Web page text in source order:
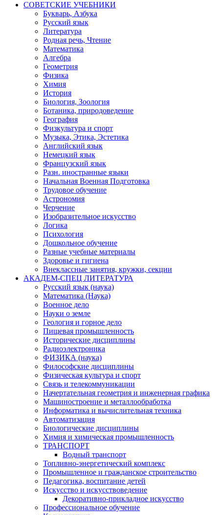
СОВЕТСКИЕ УЧЕБНИКИ
Букварь, Азбука
Русский язык
Литература
Родная речь, Чтение
Математика
Алгебра
Геометрия
Физика
Химия
История
Биология, Зоология
Ботаника, природоведение
География
Физкультура и спорт
Музыка, Этика, Эстетика
Английский язык
Немецкий язык
Французский язык
Разн. иностранные языки
Начальная Военная Подготовка
Трудовое обучение
Астрономия
Черчение
Изобразительное искусство
Логика
Психология
Дошкольное обучение
Разные учебные материалы
Здоровье и гигиена
Внеклассные занятия, кружки, секции
АКАДЕМ-СПЕЦ ЛИТЕРАТУРА
Русский язык (наука)
Математика (Наука)
Военное дело
Науки о земле
Геология и горное дело
Пищевая промышленность
Исторические дисциплины
Радиоэлектроника
ФИЗИКА (наука)
Философские дисциплины
Физическая культура и спорт
Связь и телекоммуникации
Начертательная геометрия и инженерная графика
Машиностроение и металлообработка
Информатика и вычислительная техника
Автоматизация
Биологические дисциплины
Химия и химическая промышленность
ТРАНСПОРТ
Водный транспорт
Топливно-энергетический комплекс
Промышленное и гражданское строительство
Педагогика, воспитание детей
Искусство и искусствоведение
Декоративно-прикладное искусство
Профессиональное обучение